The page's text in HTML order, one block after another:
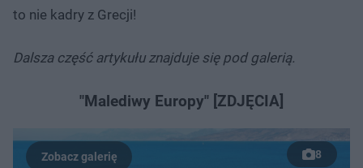
to nie kadry z Grecji!
Dalsza część artykułu znajduje się pod galerią.
"Malediwy Europy" [ZDJĘCIA]
8